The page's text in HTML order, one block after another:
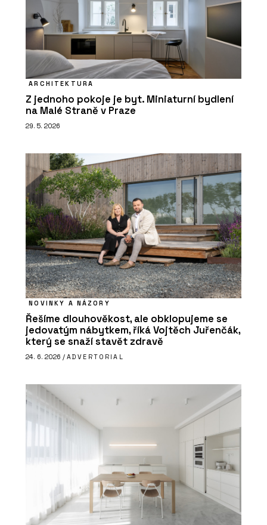
ARCHITEKTURA
Z jednoho pokoje je byt. Miniaturní bydlení
na Malé Straně v Praze
29. 5. 2026
NOVINKY A NÁZORY
Řešíme dlouhověkost, ale obklopujeme se
jedovatým nábytkem, říká Vojtěch Juřenčák,
který se snaží stavět zdravě
24. 6. 2026 / ADVERTORIAL